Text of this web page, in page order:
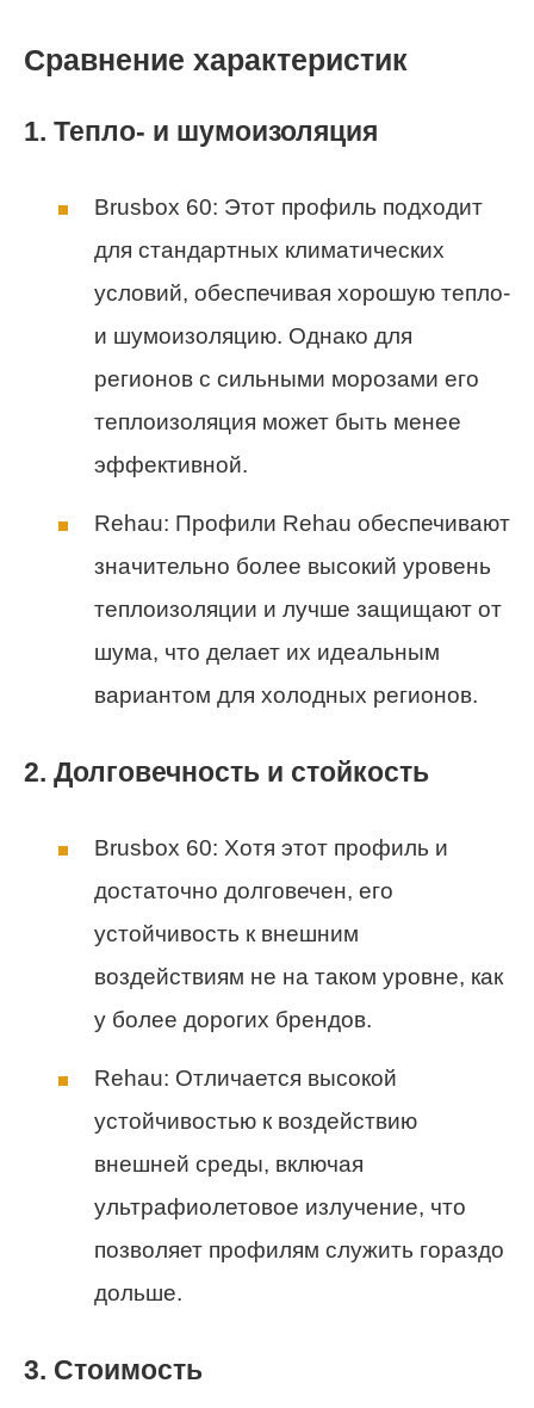
Сравнение характеристик
1. Тепло- и шумоизоляция
Brusbox 60: Этот профиль подходит
для стандартных климатических
условий, обеспечивая хорошую тепло-
и шумоизоляцию. Однако для
регионов с сильными морозами его
теплоизоляция может быть менее
эффективной.
Rehau: Профили Rehau обеспечивают
значительно более высокий уровень
теплоизоляции и лучше защищают от
шума, что делает их идеальным
вариантом для холодных регионов.
2. Долговечность и стойкость
Brusbox 60: Хотя этот профиль и
достаточно долговечен, его
устойчивость к внешним
воздействиям не на таком уровне, как
у более дорогих брендов.
Rehau: Отличается высокой
устойчивостью к воздействию
внешней среды, включая
ультрафиолетовое излучение, что
позволяет профилям служить гораздо
дольше.
3. Стоимость